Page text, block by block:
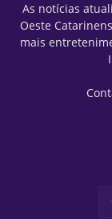
As notícias
Oeste
mais